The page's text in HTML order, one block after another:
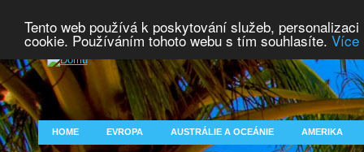
Tento web používá k poskytování služeb,
cookie. Používáním tohoto webu s tím souhlasíte. Více
HOME EVROPA AUSTRÁLIE A OCEÁNIE AMERIKA